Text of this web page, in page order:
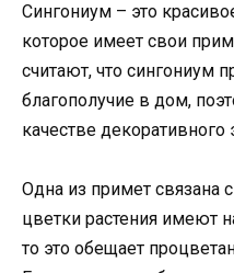
Сингониум – это
которое имеет свои
считают, что сингониум
благополучие в дом,
качестве декоративного
Одна из примет связана
цветки растения имеют
то это обещает